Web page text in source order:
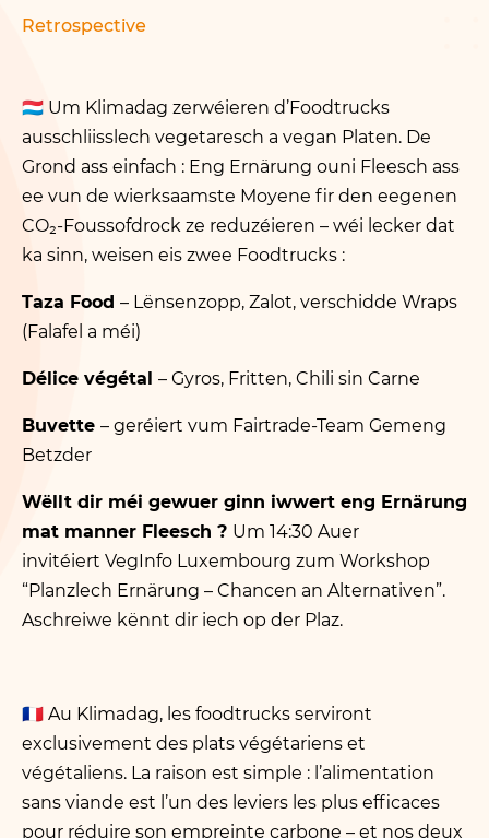
Retrospective
🇱🇺 Um Klimadag zerwéieren d’Foodtrucks
ausschliisslech vegetaresch a vegan Platen. De
Grond ass einfach : Eng Ernärung ouni Fleesch ass
ee vun de wierksaamste Moyene fir den eegenen
CO₂-Foussofdrock ze reduzéieren – wéi lecker dat
ka sinn, weisen eis zwee Foodtrucks :
Taza Food – Lënsenzopp, Zalot, verschidde Wraps
(Falafel a méi)
Délice végétal – Gyros, Fritten, Chili sin Carne
Buvette – geréiert vum Fairtrade-Team Gemeng
Betzder
Wëllt dir méi gewuer ginn iwwert eng Ernärung
mat manner Fleesch ? Um 14:30 Auer
invitéiert VegInfo Luxembourg zum Workshop
“Planzlech Ernärung – Chancen an Alternativen”.
Aschreiwe kënnt dir iech op der Plaz.
🇫🇷 Au Klimadag, les foodtrucks serviront
exclusivement des plats végétariens et
végétaliens. La raison est simple : l’alimentation
sans viande est l’un des leviers les plus efficaces
pour réduire son empreinte carbone – et nos deux